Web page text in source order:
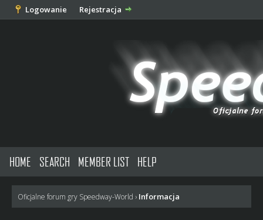
Logowanie Rejestracja
HOME SEARCH MEMBER LIST HELP
Oficjalne forum gry Speedway-World › Informacja